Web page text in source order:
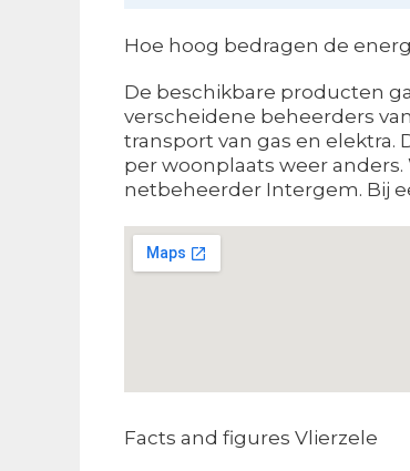
Hoe hoog bedragen de
De beschikbare producten
verscheidene beheerders
transport van gas en elektra.
per woonplaats weer
netbeheerder Intergem. Bij
Facts and figures Vlierzele